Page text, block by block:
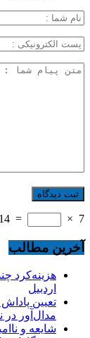
7
×
=
14
آخرین مطالب
هزینه‌کرد
اردبیل
مدال‌آور در
شایعه و